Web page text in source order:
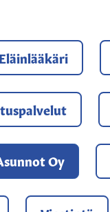
Eläinlääkäri
Oy